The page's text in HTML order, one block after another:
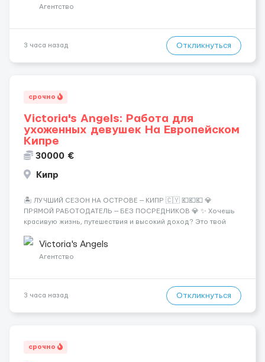
Требования: ✔️ Возраст от ...
Агентство
3 часа назад Откликнуться
срочно
Victoria's Angels: Работа для
ухоженных девушек На Европейском
Кипре
30000 €
Кипр
🏝️ ЛУЧШИЙ СЕЗОН НА ОСТРОВЕ — КИПР 🇨🇾 💶💶💶 💎
ПРЯМОЙ РАБОТОДАТЕЛЬ — БЕЗ ПОСРЕДНИКОВ 💎 ✨ Хочешь
красивую жизнь, путешествия и высокий доход? Это твой
Опытная команда с годами практики — Стабильный поток
клиентов (без ...
Victoria's Angels
Агентство
3 часа назад Откликнуться
срочно